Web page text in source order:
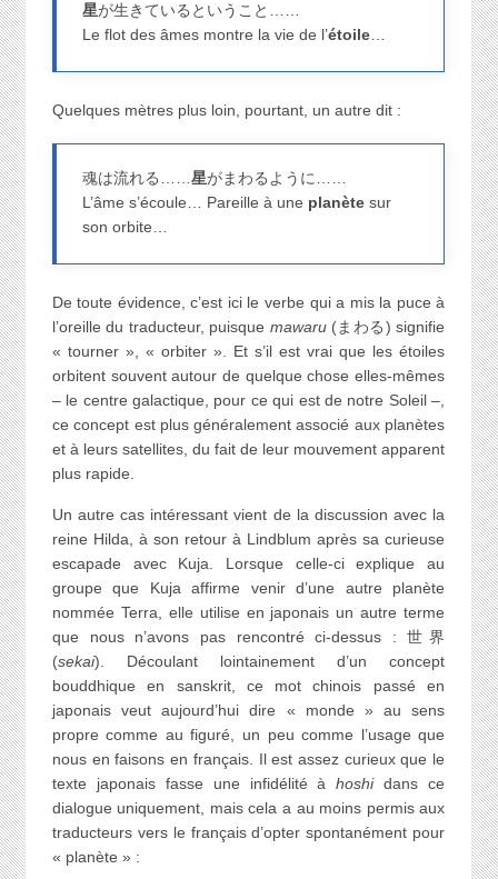
星が生きているということ……
Le flot des âmes montre la vie de l’étoile…
Quelques mètres plus loin, pourtant, un autre dit :
魂は流れる……星がまわるように……
L’âme s’écoule… Pareille à une planète sur
son orbite…
De toute évidence, c’est ici le verbe qui a mis la puce à
l’oreille du traducteur, puisque mawaru(まわる) signifie
« tourner », « orbiter ». Et s’il est vrai que les étoiles
orbitent souvent autour de quelque chose elles-mêmes
– le centre galactique, pour ce qui est de notre Soleil –,
ce concept est plus généralement associé aux planètes
et à leurs satellites, du fait de leur mouvement apparent
plus rapide.
Un autre cas intéressant vient de la discussion avec la
reine Hilda, à son retour à Lindblum après sa curieuse
escapade avec Kuja. Lorsque celle-ci explique au
groupe que Kuja affirme venir d’une autre planète
nommée Terra, elle utilise en japonais un autre terme
que nous n’avons pas rencontré ci-dessus : 世界
(sekai). Découlant lointainement d’un concept
bouddhique en sanskrit, ce mot chinois passé en
japonais veut aujourd’hui dire « monde » au sens
propre comme au figuré, un peu comme l’usage que
nous en faisons en français. Il est assez curieux que le
texte japonais fasse une infidélité àhoshidans ce
dialogue uniquement, mais cela a au moins permis aux
traducteurs vers le français d’opter spontanément pour
« planète » :